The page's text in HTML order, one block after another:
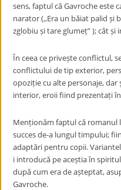
sens, faptul că Gavroche este
narator (,,Era un băiat palid și
zglobiu și tare glumeț” ); cât
În ceea ce privește conflictul,
conflictului de tip exterior,
opoziție cu alte personaje, dar
interior, eroii fiind prezentați
Menționăm faptul că romanul
succes de-a lungul timpului;
adaptări pentru copii.
i introducă pe aceștia în
după cum era de așteptat,
Gavroche.